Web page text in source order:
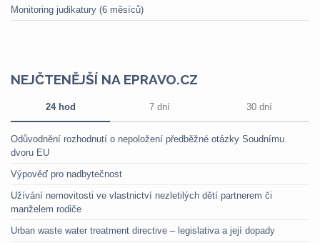
Monitoring judikatury (6 měsíců)
NEJČTENĚJŠÍ NA EPRAVO.CZ
24 hod 7 dní 30 dní
Odůvodnění rozhodnutí o nepoložení předběžné otázky Soudnímu
dvoru EU
Výpověď pro nadbytečnost
Užívání nemovitosti ve vlastnictví nezletilých dětí partnerem či
manželem rodiče
Urban waste water treatment directive – legislativa a její dopady